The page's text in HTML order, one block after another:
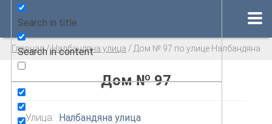
Search in title
Search in content
Главная/Налбандяна улица / Дом № 97 по улице Налбандяна
Дом № 97
Улица: Налбандяна улица